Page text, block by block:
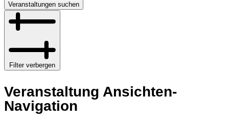
Veranstaltungen suchen
Filter verbergen
Veranstaltung Ansichten-
Navigation